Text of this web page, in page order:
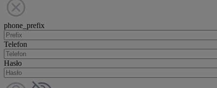
phone_prefix
Telefon
Hasło